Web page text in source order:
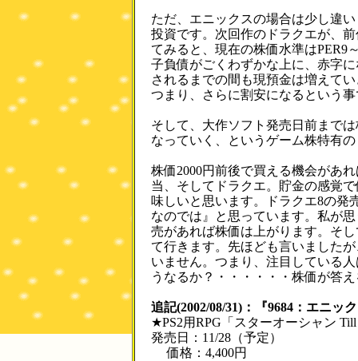
ただ、エニックスの場合は少し違
投資です。次回作のドラクエが、
てみると、現在の株価水準はPER9
子負債がごくわずかな上に、赤字
されるまでの間も現預金は増えて
つまり、さらに割安になるという
そして、大作ソフト発売日前まで
なっていく、というゲーム株特有
株価2000円前後で買える機会があ
当、そしてドラクエ。貯金の感覚
味しいと思います。ドラクエ8の発
なのでは』と思っています。私が
売があれば株価は上がります。そ
て行きます。先ほども言いました
いません。つまり、注目している
うなるか？・・・・・・株価が答
追記(2002/08/31)：『9684：エニッ
★PS2用RPG「スターオーシャン
発売日：11/28（予定）
価格：4,400円